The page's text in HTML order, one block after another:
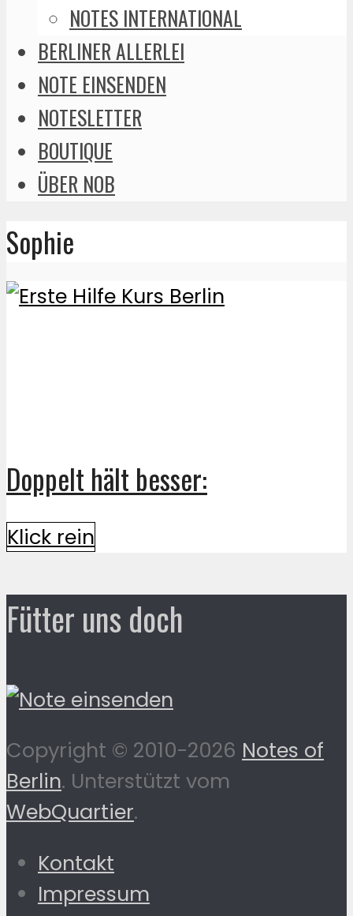
NOTES INTERNATIONAL
BERLINER ALLERLEI
NOTE EINSENDEN
NOTESLETTER
BOUTIQUE
ÜBER NOB
Sophie
Doppelt hält besser:
Klick rein
Fütter uns doch
Copyright © 2010-2026 Notes of
Berlin. Unterstützt vom
WebQuartier.
Kontakt
Impressum